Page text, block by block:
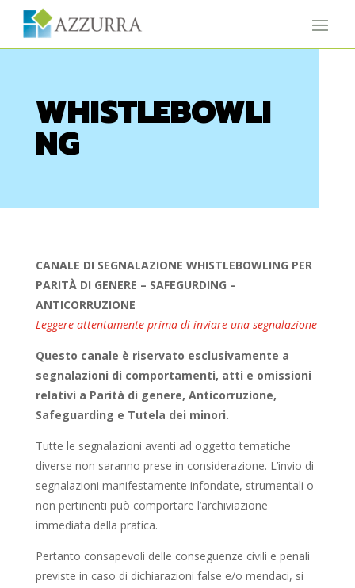
WHISTLEBOWLI
NG
CANALE DI SEGNALAZIONE WHISTLEBOWLING PER
PARITÀDI GENERE – SAFEGURDING –
ANTICORRUZIONE
Leggere attentamente prima di inviare una segnalazione
Questo canale è riservato esclusivamente a
segnalazioni di comportamenti, atti e omissioni
relativi a Parità di genere, Anticorruzione,
Safeguarding e Tutela dei minori.
Tutte le segnalazioni aventi ad oggetto tematiche
diverse non saranno prese in considerazione. L’invio di
segnalazioni manifestamente infondate, strumentali o
non pertinenti può comportare l’archiviazione
immediata della pratica.
Pertanto consapevoli delle conseguenze civili e penali
previste in caso di dichiarazioni false e/o mendaci, si